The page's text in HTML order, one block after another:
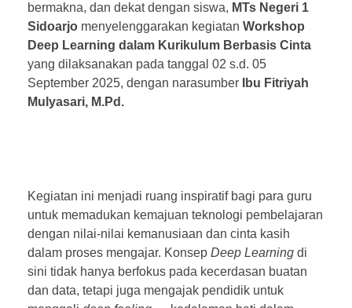
bermakna, dan dekat dengan siswa, MTs Negeri 1
Sidoarjo menyelenggarakan kegiatan Workshop
Deep Learning dalam Kurikulum Berbasis Cinta
yang dilaksanakan pada tanggal 02 s.d. 05
September 2025, dengan narasumber
Ibu Fitriyah
Mulyasari, M.Pd.
Kegiatan ini menjadi ruang inspiratif bagi para guru
untuk memadukan kemajuan teknologi pembelajaran
dengan nilai-nilai kemanusiaan dan cinta kasih
dalam proses mengajar. Konsep Deep Learning di
sini tidak hanya berfokus pada kecerdasan buatan
dan data, tetapi juga mengajak pendidik untuk